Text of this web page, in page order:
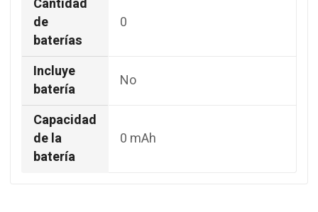
Cantidad
de
baterías
0
Incluye
batería
No
Capacidad
de la
batería
0 mAh